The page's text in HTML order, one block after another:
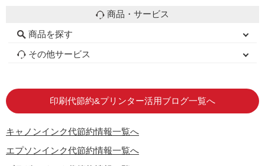
商品・サービス
商品を探す
初心者用セット
キャノンインク
エプソンインク
ブラザーインク
詰め替えインク
互換インクボトル
互換インクカートリッジ
再生インクカートリッジ
トナーカートリッジ
その他サービス
印刷代節約&プリンター活用ブログ一覧へ
キャノンインク代節約情報一覧へ
エプソンインク代節約情報一覧へ